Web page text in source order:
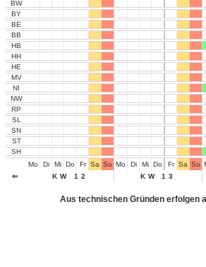
Mo Di Mi Do Fr Sa So Mo Di Mi Do Fr Sa So
KW 12
KW 13
BW
BY
BE
BB
HB
HH
HE
MV
NI
NW
RP
SL
SN
ST
SH
⇐
Aus technischen Gründen erfolgen